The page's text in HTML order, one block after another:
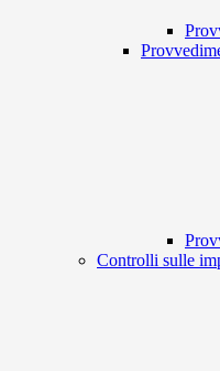
Controlli sulle